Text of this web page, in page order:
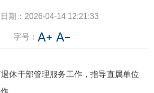
期： 2026-04-14 12:21:33
字号：
干部管理服务工作，指导直属单位
。